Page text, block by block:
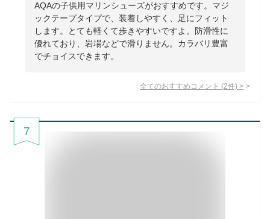
AQAの子供用マリンシューズがおすすめです。マジ
ックテープタイプで、装着しやすく、足にフィット
します。とても軽くて歩きやすいですよ。防滑性に
優れており、岩場などで滑りません。カラバリ豊富
でチョイスできます。
全てのおすすめコメント (2件) >
7